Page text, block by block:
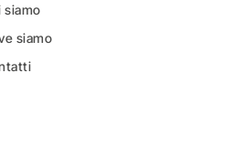
siamo
siamo